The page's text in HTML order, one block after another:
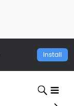
Install